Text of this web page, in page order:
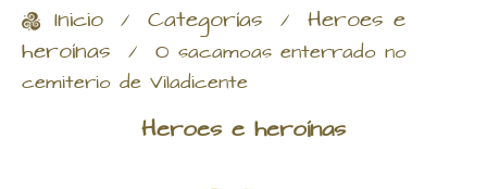
Inicio / Categorías / Heroes e
heroínas / O sacamoas enterrado no
cemiterio de Viladicente
Heroes e heroínas